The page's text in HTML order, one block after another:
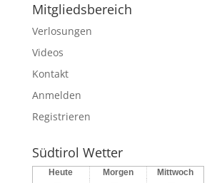
Mitgliedsbereich
Verlosungen
Videos
Kontakt
Anmelden
Registrieren
Südtirol Wetter
Heute Morgen Mittwoch